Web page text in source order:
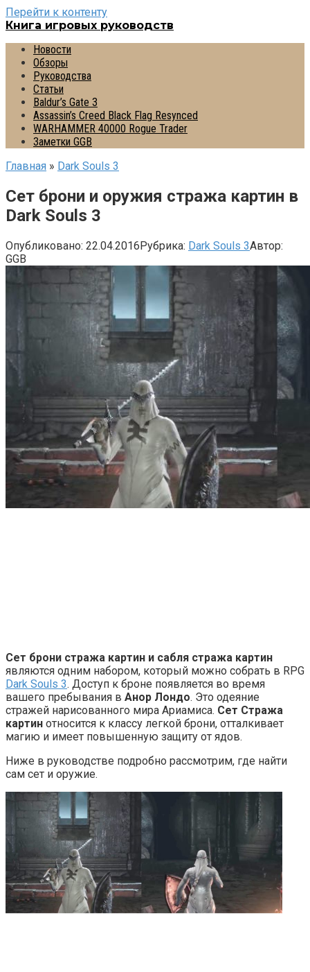
Перейти к контенту
Книга игровых руководств
Новости
Обзоры
Руководства
Статьи
Baldur’s Gate 3
Assassin’s Creed Black Flag Resynced
WARHAMMER 40000 Rogue Trader
Заметки GGB
Главная » Dark Souls 3
Сет брони и оружия стража картин в
Dark Souls 3
Опубликовано: 22.04.2016Рубрика: Dark Souls 3Автор:
GGB
Сет брони стража картин и сабля стража картин
являются одним набором, который можно собрать в RPG
Dark Souls 3. Доступ к броне появляется во время
вашего пребывания в Анор Лондо. Это одеяние
стражей нарисованного мира Ариамиса. Сет Стража
картин относится к классу легкой брони, отталкивает
магию и имеет повышенную защиту от ядов.
Ниже в руководстве подробно рассмотрим, где найти
сам сет и оружие.